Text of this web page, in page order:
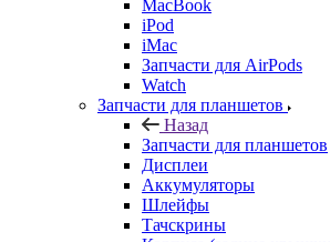
Запчасти для планшетов
Назад
Запчасти для планшетов
Дисплеи
Аккумуляторы
Шлейфы
Тачскрины
Корпуса (задние крышки)
Explay
Acer
ASUS